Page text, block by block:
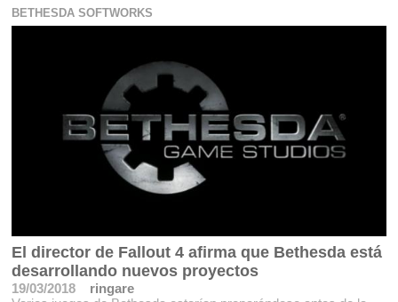
BETHESDA SOFTWORKS
El director de Fallout 4 afirma que Bethesda está
desarrollando nuevos proyectos
19/03/2018
ringare